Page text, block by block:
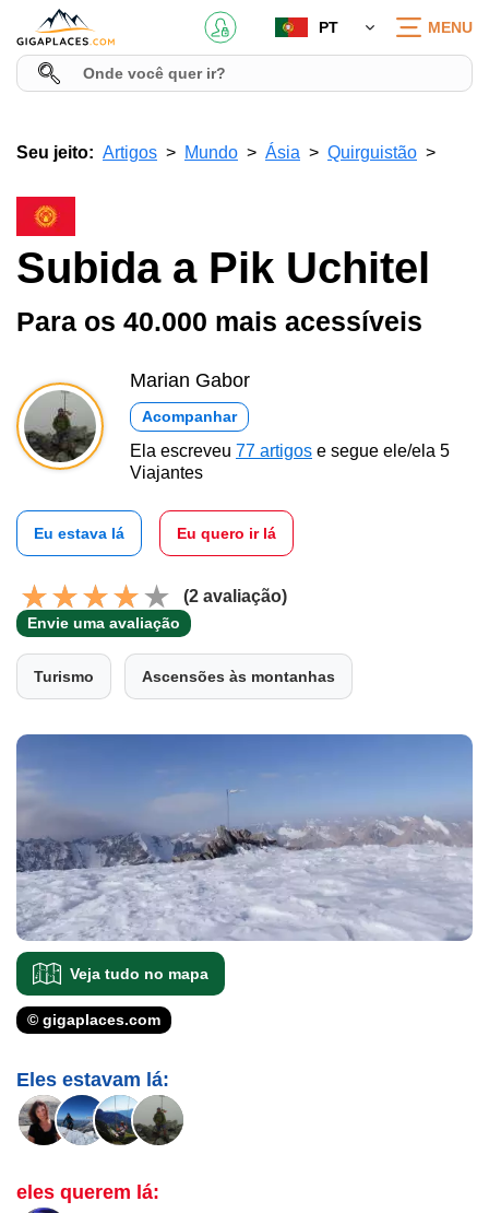
PT MENU
Seu jeito: Artigos Mundo Ásia Quirguistão
Subida a Pik Uchitel
Para os 40.000 mais acessíveis
Marian Gabor
Acompanhar
Ela escreveu 77 artigos e segue ele/ela 5
Viajantes
Eu estava lá Eu quero ir lá
(2 avaliação)
Envie uma avaliação
Turismo Ascensões às montanhas
Veja tudo no mapa
© gigaplaces.com
Eles estavam lá:
eles querem lá: